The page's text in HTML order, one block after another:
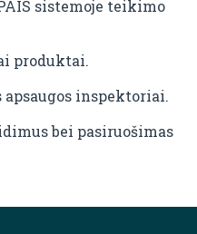
sistemoje teikimo
produktai.
inspektoriai.
bei pasiruošimas